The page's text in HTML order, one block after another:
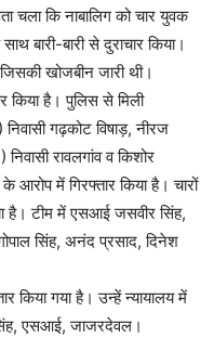
चला कि नाबालिग को चार युवक
बारी से दुराचार किया।
खोजबीन जारी थी।
किया है। पुलिस से मिली
गढ़कोट विषाड़, नीरज
रावलगांव व किशोर
आरोप में गिरफ्तार किया है। चारों
है। टीम में एसआई जसवीर सिंह,
सिंह, अनंद प्रसाद, दिनेश
किया गया है। उन्हें न्यायालय में
एसआई, जाजरदेवल।